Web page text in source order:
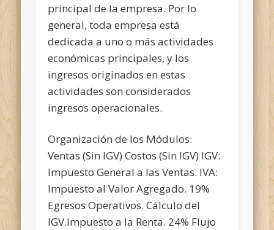
principal de la empresa. Por lo
general, toda empresa está
dedicada a uno o más actividades
económicas principales, y los
ingresos originados en estas
actividades son considerados
ingresos operacionales.
Organización de los Módulos:
Ventas (Sin IGV) Costos (Sin IGV) IGV:
Impuesto General a las Ventas. IVA:
Impuesto al Valor Agregado. 19%
Egresos Operativos. Cálculo del
IGV.Impuesto a la Renta. 24% Flujo